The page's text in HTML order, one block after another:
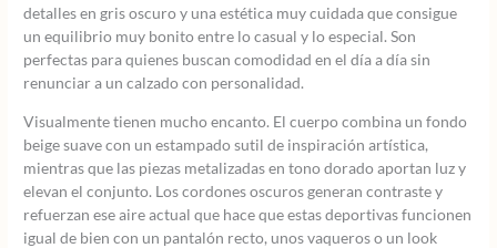
detalles en gris oscuro y una estética muy cuidada que consigue
un equilibrio muy bonito entre lo casual y lo especial. Son
perfectas para quienes buscan comodidad en el día a día sin
renunciar a un calzado con personalidad.
Visualmente tienen mucho encanto. El cuerpo combina un fondo
beige suave con un estampado sutil de inspiración artística,
mientras que las piezas metalizadas en tono dorado aportan luz y
elevan el conjunto. Los cordones oscuros generan contraste y
refuerzan ese aire actual que hace que estas deportivas funcionen
igual de bien con un pantalón recto, unos vaqueros o un look